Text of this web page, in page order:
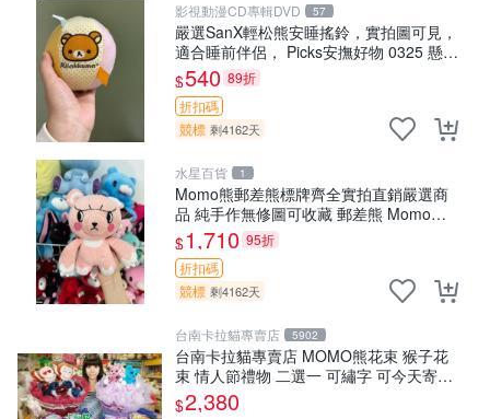
影視動漫CD專輯DVD 57
嚴選SanX輕松熊安睡搖鈴，實拍圖可見，
適合睡前伴侶， Picks安撫好物 0325 懸吊
電腦
$540 89折
折扣碼
競標 剩4162天
水星百貨 1
Momo熊郵差熊標牌齊全實拍直銷嚴選商
品 純手作無修圖可收藏 郵差熊 Momo熊
標牌 商品
$1,710 95折
折扣碼
競標 剩4162天
台南卡拉貓專賣店 5902
台南卡拉貓專賣店 MOMO熊花束 猴子花
束 情人節禮物 二選一 可繡字 可今天寄明
天到
$2,380